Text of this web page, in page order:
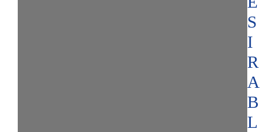
S
I
R
A
B
L